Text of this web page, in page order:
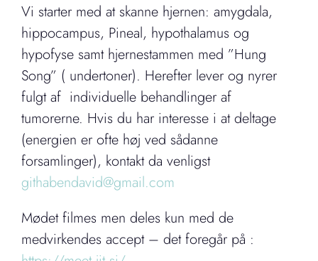
Vi starter med at skanne hjernen: amygdala,
hippocampus, Pineal, hypothalamus og
hypofyse samt hjernestammen med ”Hung
Song” ( undertoner). Herefter lever og nyrer
fulgt af individuelle behandlinger af
tumorerne. Hvis du har interesse i at deltage
(energien er ofte høj ved sådanne
forsamlinger), kontakt da venligst
githabendavid@gmail.com
Mødet filmes men deles kun med de
medvirkendes accept – det foregår på :